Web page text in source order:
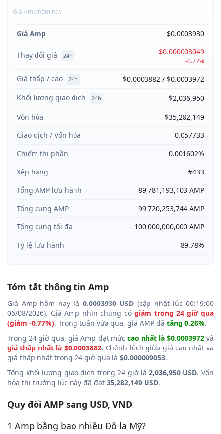
Giá Amp hôm nay
Giá Amp $0.0003930
Thay đổi giá 24h -$0.000003049
-0.77%
Giá thấp / cao 24h
$0.0003882 / $0.0003972
Khối lượng giao dịch
24h
$2,036,950
Vốn hóa
$35,282,149
Giao dịch / Vốn hóa
0.057733
Chiếm thị phần
0.001602%
Xếp hạng
#433
Tổng AMP lưu hành
89,781,193,103 AMP
Tổng cung AMP
99,720,253,744 AMP
Tổng cung tối đa
100,000,000,000 AMP
Tỷ lệ lưu hành
89.78%
Tóm tắt thông tin Amp
Giá Amp hôm nay là 0.0003930 USD (cập nhật lúc 00:19:00
06/08/2026). Giá Amp nhìn chung có giảm trong 24 giờ qua
(giảm -0.77%). Trong tuần vừa qua, giá AMP đã tăng 0.26%.
Trong 24 giờ qua, giá Amp đạt mức cao nhất là $0.0003972và
giá thấp nhất là $0.0003882. Chênh lệch giữa giá cao nhất va
giá thấp nhất trong 24 giờ qua là $0.000009053.
Tổng khối lượng giao dịch trong 24 giờ là 2,036,950 USD. Vốn
hóa thị trường lúc này đã đạt 35,282,149 USD.
Quy đổi AMP sang USD, VND
1 Amp bằng bao nhiêu Đô la Mỹ?